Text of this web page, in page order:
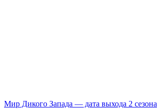
Мир Дикого Запада — дата выхода 2 сезона